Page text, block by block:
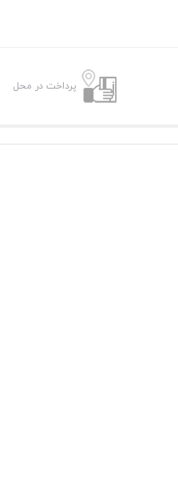
پرداخت در محل